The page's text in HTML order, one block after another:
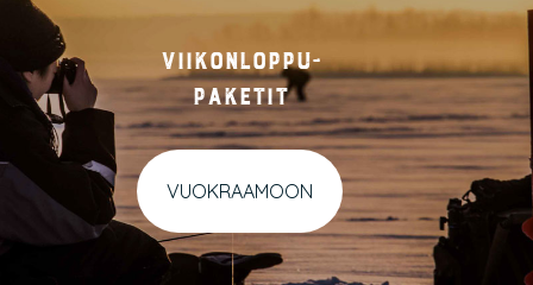
Viikonloppu-
paketit
VUOKRAAMOON